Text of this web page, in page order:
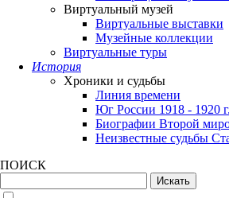
Виртуальный музей
Виртуальные выставки
Музейные коллекции
Виртуальные туры
История
Хроники и судьбы
Линия времени
Юг России 1918 - 1920
Биографии Второй
Неизвестные судьбы
ПОИСК